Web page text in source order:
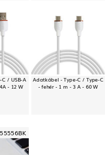
/ USB-A
- 12 W
Adatkábel - Type-C / Type-C
- fehér - 1 m - 3 A - 60 W
55556BK